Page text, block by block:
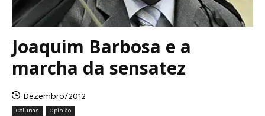
Joaquim Barbosa e a
marcha da sensatez
Dezembro/2012
Colunas Opinião